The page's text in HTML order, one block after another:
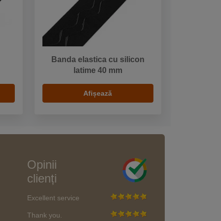
Banda elastica cu silicon
latime 40 mm
Afișează
Opinii
clienți
Excellent service
Thank you.